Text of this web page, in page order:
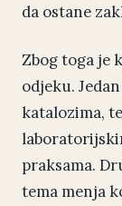
da ostane
Zbog toga je
odjeku.
katalozima,
praksama.
tema menja